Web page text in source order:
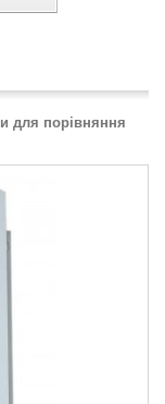
для порівняння